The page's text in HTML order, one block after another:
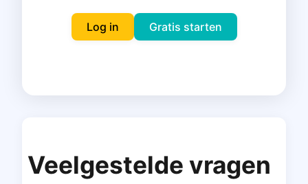
Gratis starten
Log in Gratis starten
Veelgestelde vragen